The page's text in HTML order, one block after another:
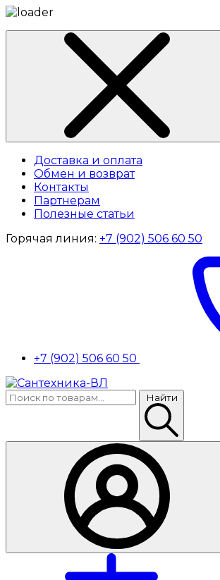
Доставка и оплата
Обмен и возврат
Контакты
Партнерам
Полезные статьи
Горячая линия: +7 (902) 506 60 50
+7 (902) 506 60 50
Найти